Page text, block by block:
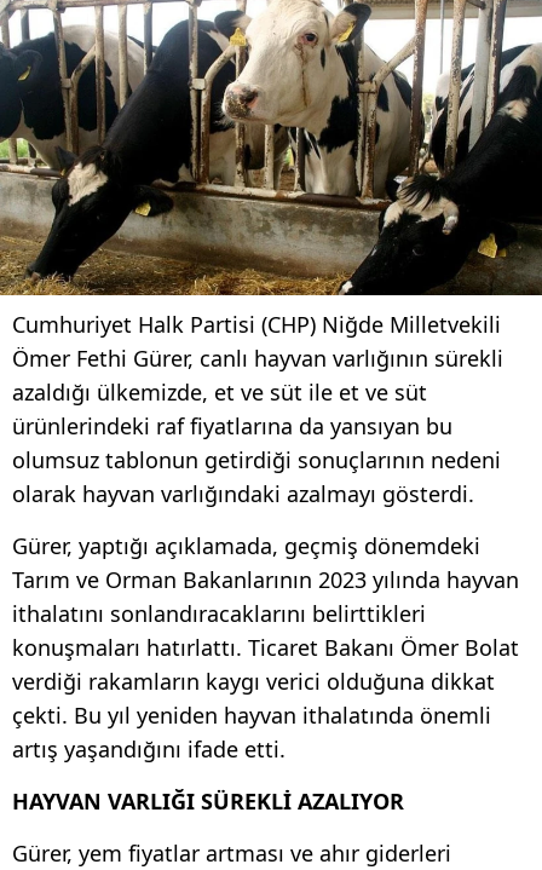
Cumhuriyet Halk Partisi (CHP) Niğde Milletvekili
Ömer Fethi Gürer, canlı hayvan varlığının sürekli
azaldığı ülkemizde, et ve süt ile et ve süt
ürünlerindeki raf fiyatlarına da yansıyan bu
olumsuz tablonun getirdiği sonuçlarının nedeni
olarak hayvan varlığındaki azalmayı gösterdi.
Gürer, yaptığı açıklamada, geçmiş dönemdeki
Tarım ve Orman Bakanlarının 2023 yılında hayvan
ithalatını sonlandıracaklarını belirttikleri
konuşmaları hatırlattı. Ticaret Bakanı Ömer Bolat
verdiği rakamların kaygı verici olduğuna dikkat
çekti. Bu yıl yeniden hayvan ithalatında önemli
artış yaşandığını ifade etti.
HAYVAN VARLIĞI SÜREKLİ AZALIYOR
Gürer, yem fiyatlar artması ve ahır giderleri